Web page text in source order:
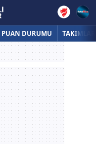
PUAN DURUMU TAKIMLAR